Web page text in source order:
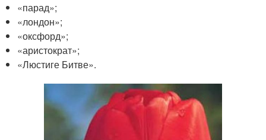
«парад»;
«лондон»;
«оксфорд»;
«аристократ»;
«Люстиге Битве».